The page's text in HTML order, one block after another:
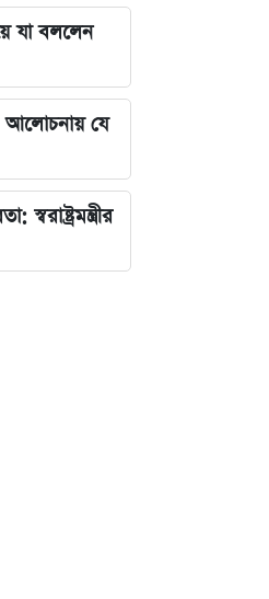
যা বললেন
আলোচনায় যে